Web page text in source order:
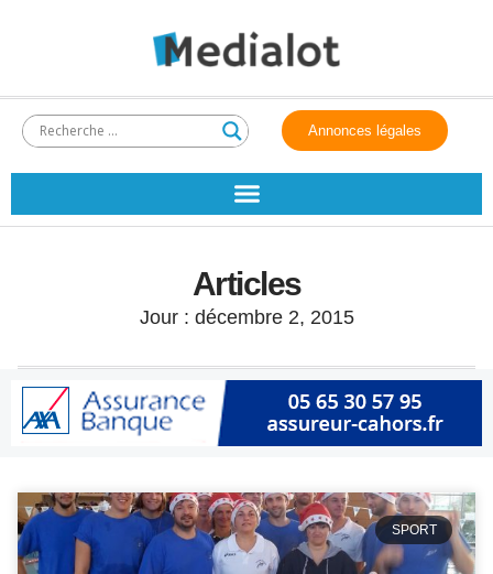
Annonces légales
Articles
Jour : décembre 2, 2015
SPORT